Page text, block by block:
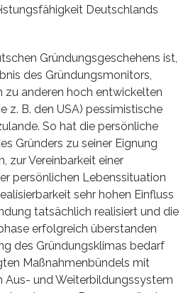
Deutschlands
Gründungsgeschehens ist,
des Gründungsmonitors,
zu anderen hoch entwickelten
z. B. den USA) pessimistische
So hat die persönliche
Gründers zu seiner Eignung
zur Vereinbarkeit einer
persönlichen Lebenssituation
sehr hohen Einfluss
tatsächlich realisiert und die
erfolgreich überstanden
des Gründungsklimas bedarf
Maßnahmenbündels mit
Aus- und Weiterbildungssystem